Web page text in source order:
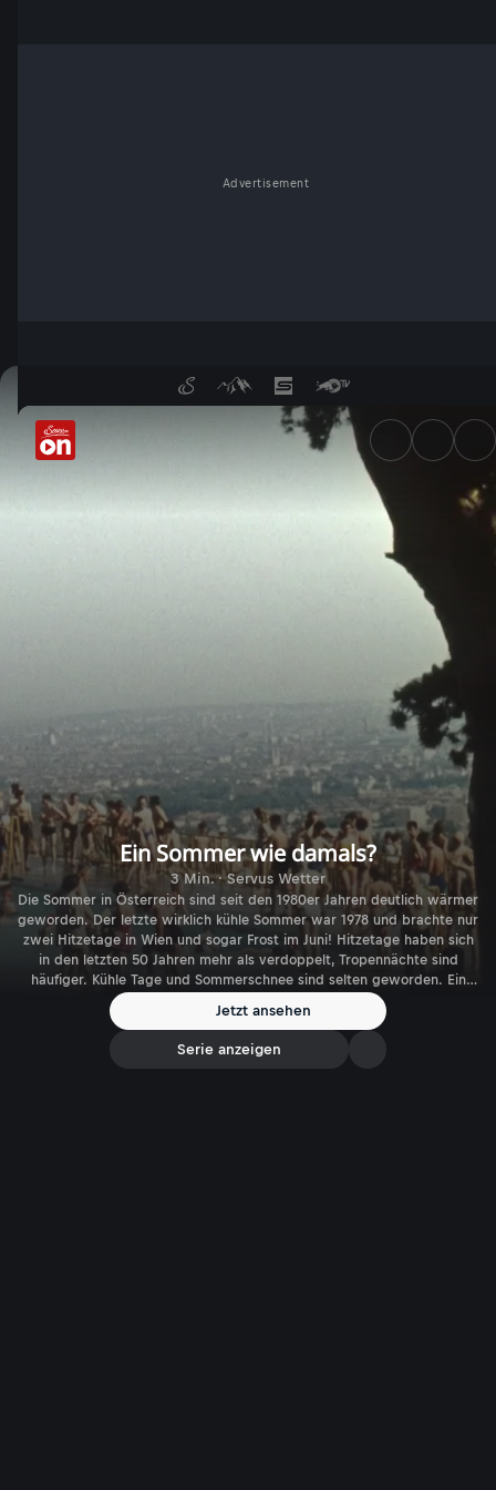
Advertisement
Sommer im Wandel:
Ein Sommer wie damals?
3 Min. · Servus Wetter
Die Sommer in Österreich sind seit den 1980er Jahren deutlich wärmer
geworden. Der letzte wirklich kühle Sommer war 1978 und brachte nur
zwei Hitzetage in Wien und sogar Frost im Juni! Hitzetage haben sich
in den letzten 50 Jahren mehr als verdoppelt, Tropennächte sind
häufiger. Kühle Tage und Sommerschnee sind selten geworden. Ein
Sommer wie damals ist heute nahezu undenkbar!
Jetzt ansehen
Serie anzeigen